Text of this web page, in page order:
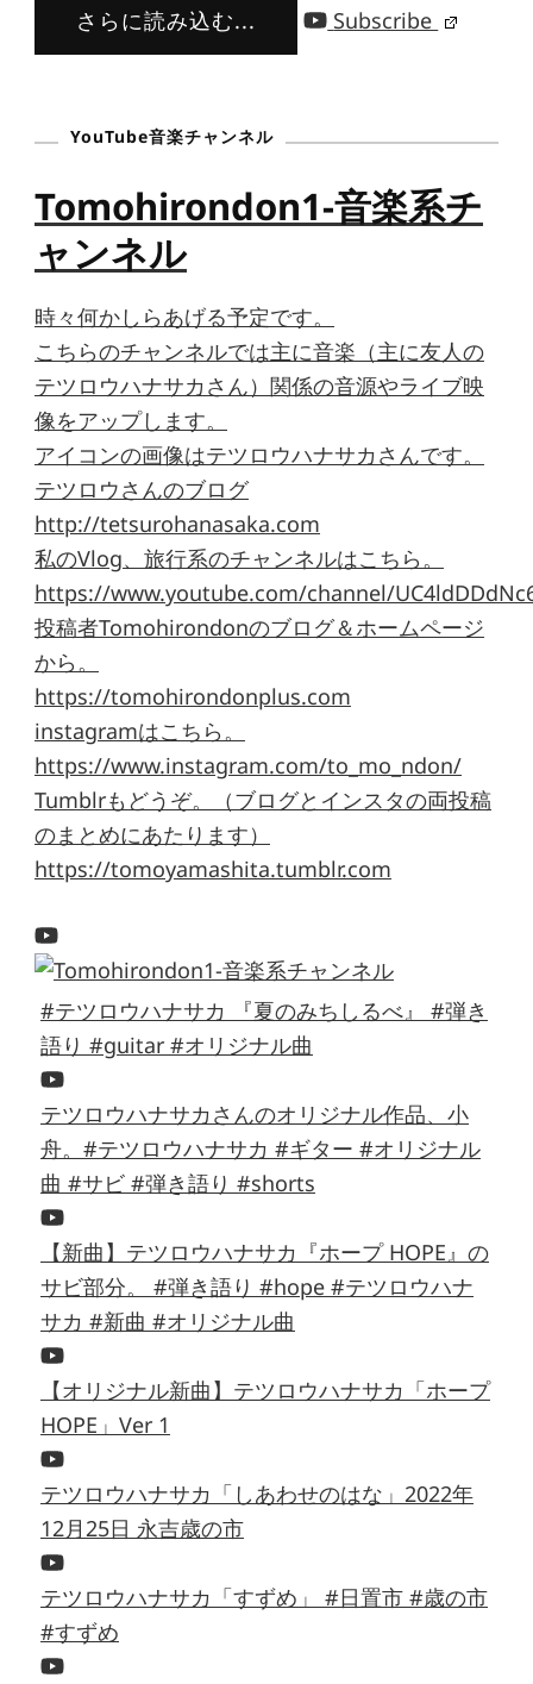
さらに読み込む... Subscribe
YouTube音楽チャンネル
Tomohirondon1-音楽系チ
ャンネル
時々何かしらあげる予定です。
こちらのチャンネルでは主に音楽（主に友人の
テツロウハナサカさん）関係の音源やライブ映
像をアップします。
アイコンの画像はテツロウハナサカさんです。
テツロウさんのブログ
http://tetsurohanasaka.com
私のVlog、旅行系のチャンネルはこちら。
https://www.youtube.com/channel/
投稿者Tomohirondonのブログ＆ホームページ
から。
https://tomohirondonplus.com
instagramはこちら。
https://www.instagram.com/to_mo_ndon/
Tumblrもどうぞ。（ブログとインスタの両投稿
のまとめにあたります）
https://tomoyamashita.tumblr.com
#テツロウハナサカ 『夏のみちしるべ』 #弾き
語り #guitar #オリジナル曲
テツロウハナサカさんのオリジナル作品、小
舟。#テツロウハナサカ #ギター #オリジナル
曲 #サビ #弾き語り #shorts
【新曲】テツロウハナサカ『ホープ HOPE』の
サビ部分。 #弾き語り #hope #テツロウハナ
サカ #新曲 #オリジナル曲
【オリジナル新曲】テツロウハナサカ「ホープ
HOPE」Ver 1
テツロウハナサカ「しあわせのはな」2022年
12月25日 永吉歳の市
テツロウハナサカ「すずめ」 #日置市 #歳の市
#すずめ